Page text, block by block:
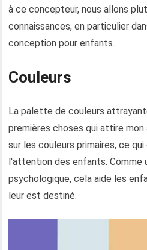
à ce concepteur, nous allons
connaissances, en particulier
conception pour enfants.
Couleurs
La palette de couleurs
premières choses qui attire
sur les couleurs primaires, ce
l'attention des enfants. Comme
psychologique, cela aide les
leur est destiné.